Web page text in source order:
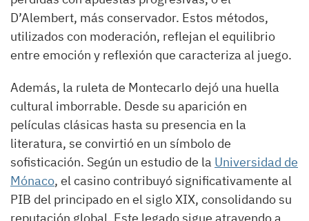
D’Alembert, más conservador. Estos métodos,
utilizados con moderación, reflejan el equilibrio
entre emoción y reflexión que caracteriza al juego.
Además, la ruleta de Montecarlo dejó una huella
cultural imborrable. Desde su aparición en
películas clásicas hasta su presencia en la
literatura, se convirtió en un símbolo de
sofisticación. Según un estudio de la Universidad de
Mónaco, el casino contribuyó significativamente al
PIB del principado en el siglo XIX, consolidando su